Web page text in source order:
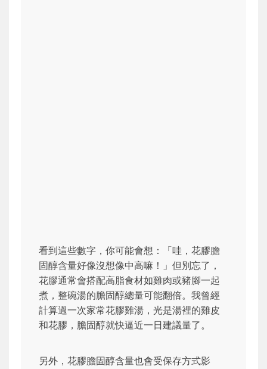
看到這些數字，你可能會想：「哇，花膠膽
固醇含量好像沒想像中高嘛！」但別忘了，
花膠通常會搭配高脂食材如雞肉或豬腳一起
煮，整碗湯的膽固醇總量可能翻倍。我曾經
計算過一次家常花膠雞湯，光是湯裡的雞皮
和花膠，膽固醇就快逼近一日建議量了。
另外，花膠膽固醇含量也會受保存方式影